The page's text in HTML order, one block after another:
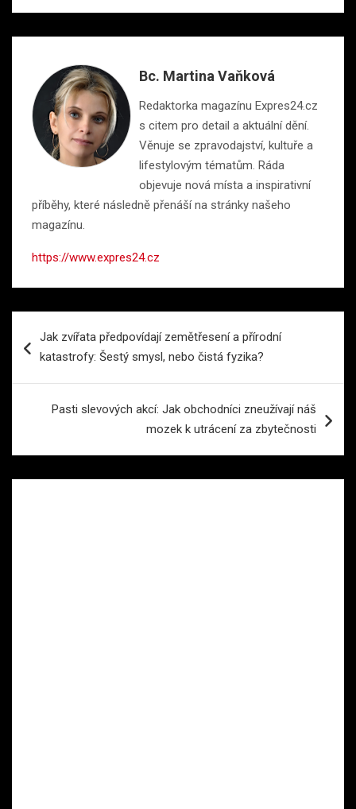
Bc. Martina Vaňková
Redaktorka magazínu Expres24.cz
s citem pro detail a aktuální dění.
Věnuje se zpravodajství, kultuře a
lifestylovým tématům. Ráda
objevuje nová místa a inspirativní
příběhy, které následně přenáší na stránky našeho
magazínu.
https://www.expres24.cz
proJak zvířata předpovídají zemětřesení a přírodní
katastrofy: Šestý smysl, nebo čistá fyzika?
Pasti slevových akcí: Jak obchodníci zneužívají náš
mozek k utrácení za zbytečnosti